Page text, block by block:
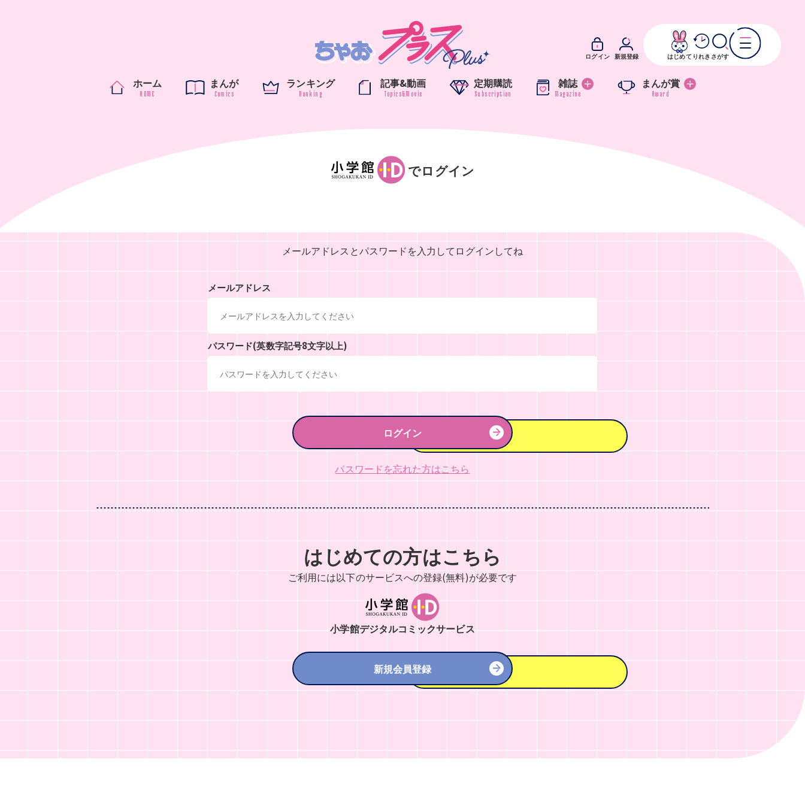
ホーム まんが ランキング 記事&動画 定期購読 雑誌 まんが賞
ログイン 新規登録 はじめて りれき さがす
でログイン
メールアドレスとパスワードを入力して ログインしてね
メールアドレス
パスワード(英数字記号8文字以上)
ログイン
パスワードを忘れた方はこちら
はじめての方はこちら
ご利用には以下のサービスへの登録(無料)が必要です
小学館デジタルコミックサービス
新規会員登録